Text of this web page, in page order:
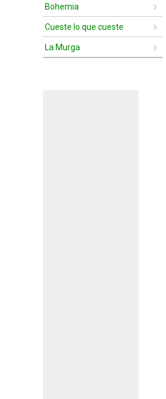
Bohemia
Cueste lo que cueste
La Murga